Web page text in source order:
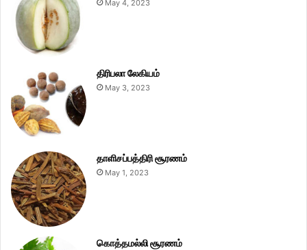
May 4, 2023
திரிபலா லேகியம்
May 3, 2023
தாளிசப்பத்திரி சூரணம்
May 1, 2023
கொத்தமல்லி சூரணம்